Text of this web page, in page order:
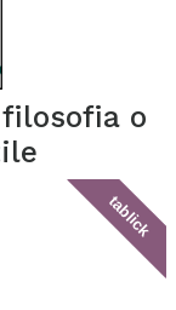
o
tablick